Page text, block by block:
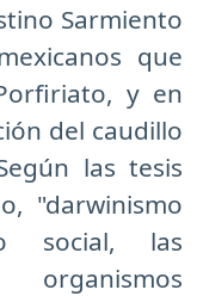
Sarmiento
que
y en
del caudillo
las tesis
"darwinismo
social, las